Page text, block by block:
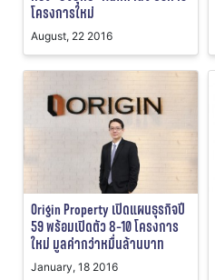
โครงการใหม่
August, 22 2016
Origin Property เปิดแผนธุรกิจปี
59 พร้อมเปิดตัว 8-10 โครงการ
ใหม่ มูลค่ากว่าหมื่นล้านบาท
January, 18 2016